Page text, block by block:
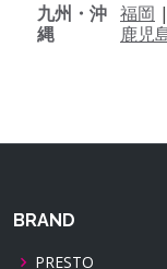
九州・沖
縄
福岡 |
鹿児
BRAND
PRESTO